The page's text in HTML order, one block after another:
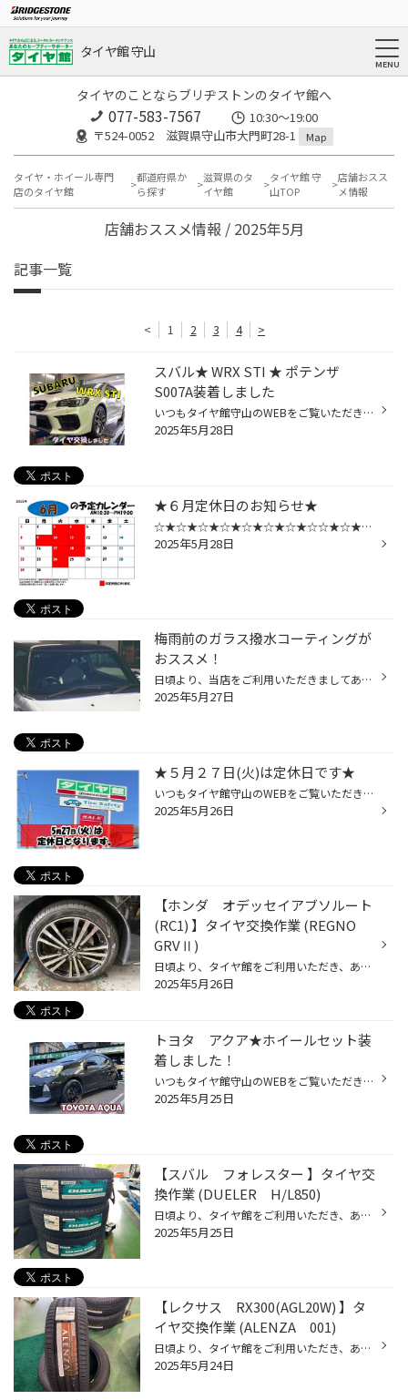
タイヤ館 守山
タイヤのことならブリヂストンのタイヤ館へ
077-583-7567
10:30～19:00
〒524-0052 滋賀県守山市大門町28-1
Map
タイヤ・ホイール専門
店のタイヤ館
都道府県か
ら探す
滋賀県のタ
イヤ館
タイヤ館 守
山TOP
店舗おスス
メ情報
店舗おススメ情報 / 2025年5月
記事一覧
< 1 2 3 4 >
スバル★ WRX STI ★ ポテンザ
S007A装着しました
いつもタイヤ館守山のWEBをご覧いただきありがとうございます。 今回は SUBARU ★ WRX STIタイヤ交換をさせて頂きました！ タイヤサイズ ▶ 245/35R19 タイヤ ▶ ポテンザ S007A アライメント調整もしっかりとさせて頂きましたょ(^^)/ いつもありがとうございます♬♬ 次回１００キロ点検でお待ちしてお...
2025年5月28日
★６月定休日のお知らせ★
☆★☆★☆★☆★☆★☆★☆★☆☆★☆★☆★☆★ 滋賀県にあります、タイヤ館守山店 ★6月 定休日のお知らせです★ ※6月9日(月)は、臨時休業致します。 お間違えの無いよう宜しくお願い致します。 ※２０２４年１月から変則で水曜日も定休日となります。 WEB・店頭にてご確認をお願い致します。 ご迷惑をお掛け致しますが宜し...
2025年5月28日
梅雨前のガラス撥水コーティングが
おススメ！
日頃より、当店をご利用いただきましてありがとうございます。 本日は、ガラス撥水コーティングについてのご紹介です。 ガラス撥水コーティングもコクピット・タイヤ館にお任せ！ 突然ですが、当店でフロントガラスの撥水コーティングができることをご存じでしたか？ コクピット・タイヤ館では、タ...
2025年5月27日
★５月２７日(火)は定休日です★
いつもタイヤ館守山のWEBをご覧いただきありがとうございます！ 滋賀県にあります、タイヤ館守山店 定休日のご案内です！ ※２０２４年１月から変則で水曜日も定休日となります。 宜しくお願い致します！
2025年5月26日
【ホンダ オデッセイアブソルート
(RC1) 】タイヤ交換作業 (REGNO
GRVⅡ)
日頃より、タイヤ館をご利用いただき、ありがとうございます。 さて、当店と同じチェーン店の近隣タイヤ館店舗で作業いたしましたタイヤ交換作業をご紹介します。 （WEB掲載をご快諾いただきましたお客様！大変感謝しております。いつもご愛顧いただき誠にありがとうございます！！） おクルマ：ホ...
2025年5月26日
トヨタ アクア★ホイールセット装
着しました！
いつもタイヤ館守山のWEBをご覧いただきありがとうございます!! 今回はトヨタ アクア 夏タイヤ・ホイールセットを装着させて頂きました！ 夏・冬タイヤ同時購入して頂きましたよ～＾＾ありがとうございます♬ 夏タイヤサイズ ▶ 175/65R15 レグノGR-XⅡ 冬タイヤサイズ ▶ 175/65R15 ﾌﾞﾘｻﾞｯｸVRX3 夏タイ...
2025年5月25日
【スバル フォレスター 】タイヤ交
換作業 (DUELER H/L850)
日頃より、タイヤ館をご利用いただき、ありがとうございます。 さて、当店と同じチェーン店の近隣タイヤ館店舗で作業いたしましたタイヤ交換作業をご紹介します。 （WEB掲載をご快諾いただきましたお客様！大変感謝しております。いつもご愛顧いただき誠にありがとうございます！！） おクルマ：ス...
2025年5月25日
【レクサス RX300(AGL20W) 】タ
イヤ交換作業 (ALENZA 001)
日頃より、タイヤ館をご利用いただき、ありがとうございます。 さて、当店と同じチェーン店の近隣タイヤ館店舗で作業いたしましたタイヤ交換作業をご紹介します。 （WEB掲載をご快諾いただきましたお客様！大変感謝しております。いつもご愛顧いただき誠にありがとうございます！！） おクルマ：レ...
2025年5月24日